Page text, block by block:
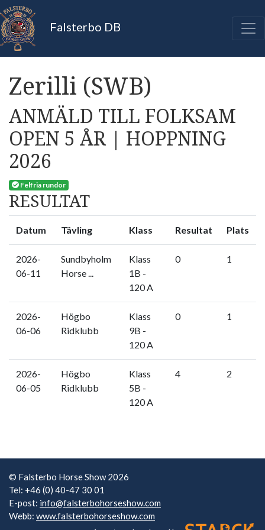
Falsterbo DB
Zerilli (SWB)
ANMÄLD TILL FOLKSAM
OPEN 5 ÅR | HOPPNING
2026
Felfria rundor
RESULTAT
Datum Tävling Klass Resultat Plats
2026-
06-11
Sundbyholm
Horse ...
Klass
1B -
120 A
0 1
2026-
06-06
Högbo
Ridklubb
Klass
9B -
120 A
0 1
2026-
06-05
Högbo
Ridklubb
Klass
5B -
120 A
4 2
© Falsterbo Horse Show 2026
Tel: +46 (0) 40-47 30 01
E-post: info@falsterbohorseshow.com
Webb: www.falsterbohorseshow.com